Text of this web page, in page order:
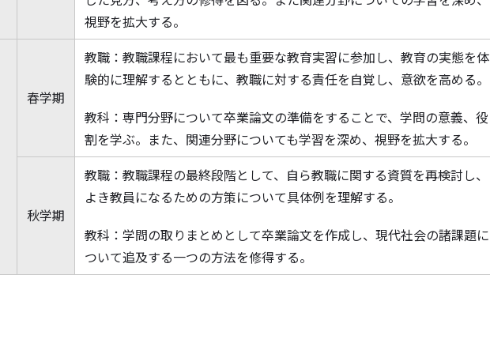
視野を拡大する。
春学期
教職：教職課程において最も重要な教育実習に参加し、教育の実態を体
験的に理解するとともに、教職に対する責任を自覚し、意欲を高める。
教科：専門分野について卒業論文の準備をすることで、学問の意義、役
割を学ぶ。また、関連分野についても学習を深め、視野を拡大する。
秋学期
教職：教職課程の最終段階として、自ら教職に関する資質を再検討し、
よき教員になるための方策について具体例を理解する。
教科：学問の取りまとめとして卒業論文を作成し、現代社会の諸課題に
ついて追及する一つの方法を修得する。